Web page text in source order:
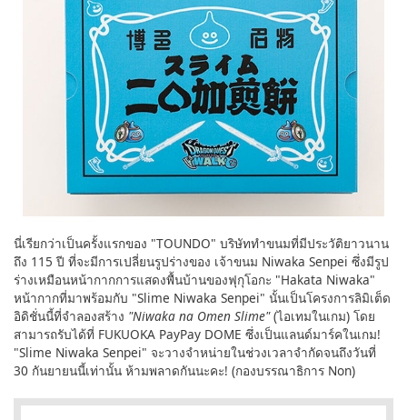
นี่เรียกว่าเป็นครั้งแรกของ "TOUNDO" บริษัททำขนมที่มีประวัติยาวนาน
ถึง 115 ปี ที่จะมีการเปลี่ยนรูปร่างของ เจ้าขนม Niwaka Senpei ซึ่งมีรูป
ร่างเหมือนหน้ากากการแสดงพื้นบ้านของฟุกุโอกะ "Hakata Niwaka"
หน้ากากที่มาพร้อมกับ "Slime Niwaka Senpei" นั้นเป็นโครงการลิมิเต็ด
อิดิชั่นนี้ที่จำลองสร้าง "Niwaka na Omen Slime"(ไอเทมในเกม) โดย
สามารถรับได้ที่ FUKUOKA PayPay DOME ซึ่งเป็นแลนด์มาร์คในเกม!
"Slime Niwaka Senpei" จะวางจำหน่ายในช่วงเวลาจำกัดจนถึงวันที่
30 กันยายนนี้เท่านั้น ห้ามพลาดกันนะคะ! (กองบรรณาธิการ Non)